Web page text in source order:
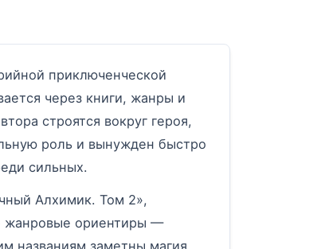
приключенческой
через книги, жанры и
строятся вокруг героя,
роль и вынужден быстро
сильных.
Алхимик. Том 2»,
жанровые ориентиры —